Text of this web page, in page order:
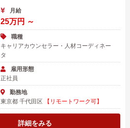
月給
25万円 ～
職種
キャリアカウンセラー・人材コーディネー
タ
雇用形態
正社員
勤務地
東京都 千代田区
【リモートワーク可】
詳細をみる